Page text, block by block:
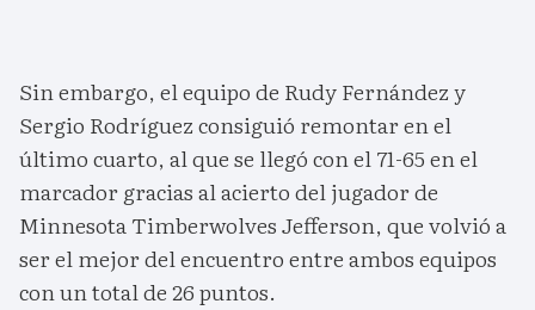
Sin embargo, el equipo de Rudy Fernández y
Sergio Rodríguez consiguió remontar en el
último cuarto, al que se llegó con el 71-65 en el
marcador gracias al acierto del jugador de
Minnesota Timberwolves Jefferson, que volvió a
ser el mejor del encuentro entre ambos equipos
con un total de 26 puntos.